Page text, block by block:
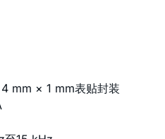
mm × 1 mm表贴封装